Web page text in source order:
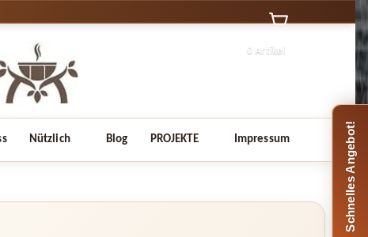
0 Artikel
Nützlich Blog PROJEKTE Impressum Schnelles Angebot!